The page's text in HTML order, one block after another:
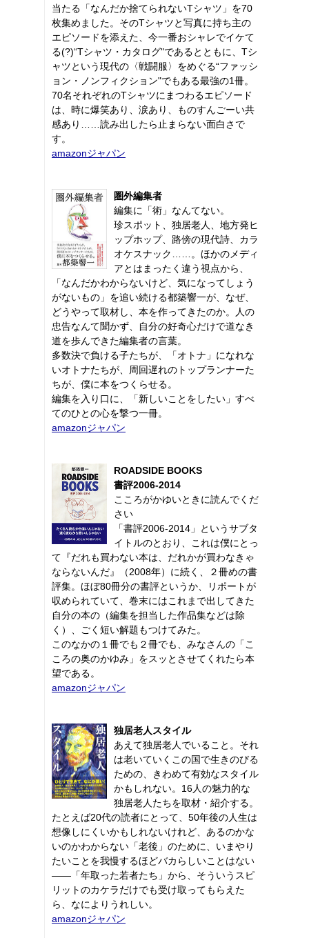
当たる「なんだか捨てられないTシャツ」を70
枚集めました。そのTシャツと写真に持ち主の
エピソードを添えた、今一番おシャレでイケて
る(?)“Tシャツ・カタログ"であるとともに、Tシ
ャツという現代の〈戦闘服〉をめぐる“ファッシ
ョン・ノンフィクション"でもある最強の1冊。
70名それぞれのTシャツにまつわるエピソード
は、時に爆笑あり、涙あり、ものすんごーい共
感あり……読み出したら止まらない面白さで
す。
amazonジャパン
圏外編集者
編集に「術」なんてない。
珍スポット、独居老人、地方発ヒ
ップホップ、路傍の現代詩、カラ
オケスナック……。ほかのメディ
アとはまったく違う視点から、
「なんだかわからないけど、気になってしょう
がないもの」を追い続ける都築響一が、なぜ、
どうやって取材し、本を作ってきたのか。人の
忠告なんて聞かず、自分の好奇心だけで道なき
道を歩んできた編集者の言葉。
多数決で負ける子たちが、「オトナ」になれな
いオトナたちが、周回遅れのトップランナーた
ちが、僕に本をつくらせる。
編集を入り口に、「新しいことをしたい」すべ
てのひとの心を撃つ一冊。
amazonジャパン
ROADSIDE BOOKS
書評2006-2014
こころがかゆいときに読んでくだ
さい
「書評2006-2014」というサブタ
イトルのとおり、これは僕にとっ
て『だれも買わない本は、だれかが買わなきゃ
ならないんだ』（2008年）に続く、２冊めの書
評集。ほぼ80冊分の書評というか、リポートが
収められていて、巻末にはこれまで出してきた
自分の本の（編集を担当した作品集などは除
く）、ごく短い解題もつけてみた。
このなかの１冊でも２冊でも、みなさんの「こ
ころの奥のかゆみ」をスッとさせてくれたら本
望である。
amazonジャパン
独居老人スタイル
あえて独居老人でいること。それ
は老いていくこの国で生きのびる
ための、きわめて有効なスタイル
かもしれない。16人の魅力的な
独居老人たちを取材・紹介する。
たとえば20代の読者にとって、50年後の人生は
想像しにくいかもしれないけれど、あるのかな
いのかわからない「老後」のために、いまやり
たいことを我慢するほどバカらしいことはない
――「年取った若者たち」から、そういうスピ
リットのカケラだけでも受け取ってもらえた
ら、なによりうれしい。
amazonジャパン